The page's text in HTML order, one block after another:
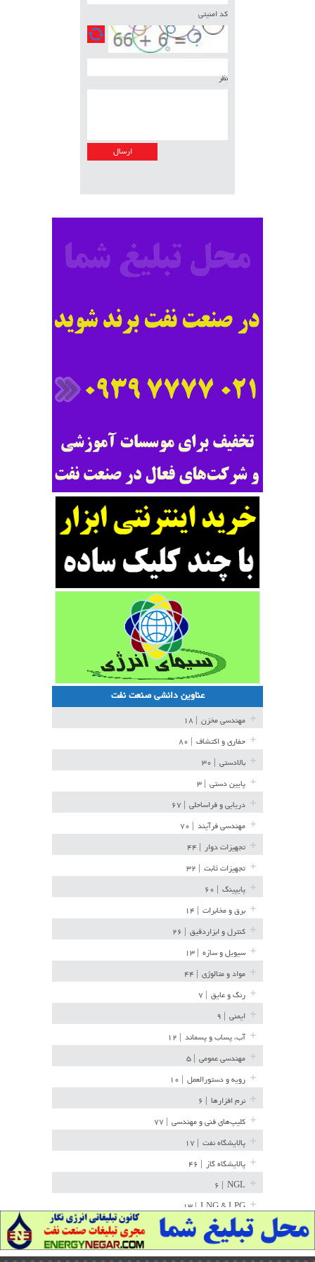
کد امنیتی
نظر
عناوین دانشی صنعت نفت
مهندسی مخزن
حفاری و اکتشاف
بالادستی
پایین دستی
دریایی و فراساحلی
مهندسی فرآیند
تجهیزات دوار
تجهیزات ثابت
پایپینگ
برق و مخابرات
کنترل و ابزاردقیق
سیویل و سازه
مواد و متالوژی
رنگ و عایق
ایمنی
آب، پساب و پسماند
مهندسی عمومی
رویه و دستورالعمل
نرم افزارها
کلیپ‌های فنی و مهندسی
پالایشگاه نفت
پالایشگاه گاز
NGL
LNG & LPG | ۱۳
خط لوله | ۳۶
مخازن ذخیره | ۱۵